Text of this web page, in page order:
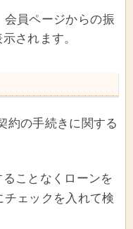
員ページからの振
されます。
約の手続きに関する
ことなくローンを
チェックを入れて検